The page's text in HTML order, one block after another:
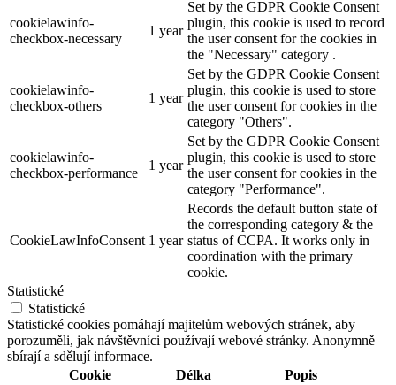
cookielawinfo-
checkbox-necessary
1 year
Set by the GDPR Cookie Consent
plugin, this cookie is used to record
the user consent for the cookies in
the "Necessary" category .
cookielawinfo-
checkbox-others
1 year
Set by the GDPR Cookie Consent
plugin, this cookie is used to store
the user consent for cookies in the
category "Others".
cookielawinfo-
checkbox-performance
1 year
Set by the GDPR Cookie Consent
plugin, this cookie is used to store
the user consent for cookies in the
category "Performance".
CookieLawInfoConsent 1 year
Records the default button state of
the corresponding category & the
status of CCPA. It works only in
coordination with the primary
cookie.
Statistické
Statistické
Statistické cookies pomáhají majitelům webových stránek, aby
porozuměli, jak návštěvníci používají webové stránky. Anonymně
sbírají a sdělují informace.
Cookie
Délka Popis